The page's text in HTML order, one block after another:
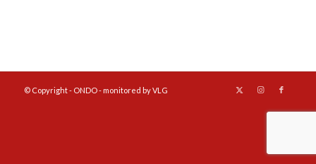
© Copyright - ONDO - monitored by VLG